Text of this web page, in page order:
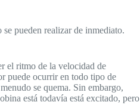
pueden realizar de inmediato.
el ritmo de la velocidad de
puede ocurrir en todo tipo de
se quema. Sin embargo,
está todavía está excitado, pero